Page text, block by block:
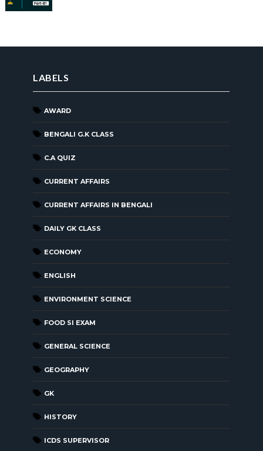
LABELS
AWARD
BENGALI G.K CLASS
C.A QUIZ
CURRENT AFFAIRS
CURRENT AFFAIRS IN BENGALI
DAILY GK CLASS
ECONOMY
ENGLISH
ENVIRONMENT SCIENCE
FOOD SI EXAM
GENERAL SCIENCE
GEOGRAPHY
GK
HISTORY
ICDS SUPERVISOR